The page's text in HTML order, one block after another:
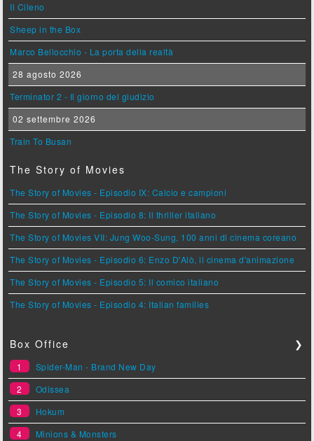
Il Cileno
Sheep in the Box
Marco Bellocchio - La porta della realtà
28 agosto 2026
Terminator 2 - Il giorno del giudizio
02 settembre 2026
Train To Busan
The Story of Movies
The Story of Movies - Episodio IX: Calcio e campioni
The Story of Movies - Episodio 8: Il thriller italiano
The Story of Movies VII: Jung Woo-Sung, 100 anni di cinema coreano
The Story of Movies - Episodio 6: Enzo D'Alò, il cinema d'animazione
The Story of Movies - Episodio 5: Il comico italiano
The Story of Movies - Episodio 4: Italian families
Box Office ❯
1
Spider-Man - Brand New Day
2
Odissea
3
Hokum
4
Minions & Monsters